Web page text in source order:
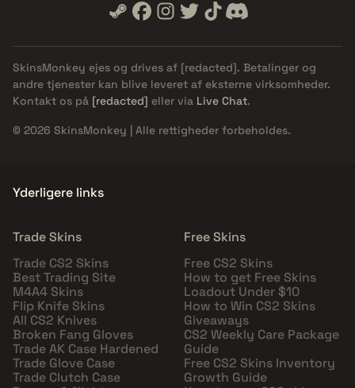
SkinsMonkey ejes og drives af [redacted]. Betalinger og
andre tjenester kan blive leveret af eksterne virksomheder.
Kontakt os på [redacted] eller via Live Chat.
© 2026 SkinsMonkey | Alle rettigheder forbeholdes.
Yderligere links
Trade Skins
Trade CS2 Skins
Best Trading Site
M4A4 Skins
Flip Knife Skins
All CS2 Knives
Broken Fang Gloves
Trade AK Case Hardened
Trade Glove Case
Trade Clutch Case
Free Skins
Free CS2 Skins
How to get Free Skins
Loadout Under $10
How to Win CS2 Skins
Giveaways
CS2 Weekly Care Package
Guide
Free CS2 Skins Inventory
Growth Guide